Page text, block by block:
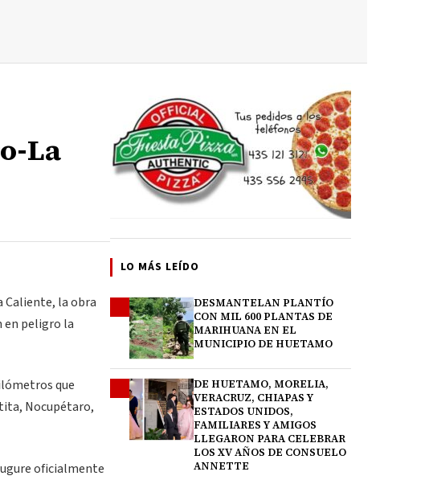
La
Caliente, la obra
en peligro la
que
Nocupétaro,
oficialmente
LO MÁS LEÍDO
DESMANTELAN PLANTÍO
CON MIL 600 PLANTAS DE
MARIHUANA EN EL
MUNICIPIO DE HUETAMO
DE HUETAMO, MORELIA,
VERACRUZ, CHIAPAS Y
ESTADOS UNIDOS,
FAMILIARES Y AMIGOS
LLEGARON PARA CELEBRAR
LOS XV AÑOS DE CONSUELO
ANNETTE